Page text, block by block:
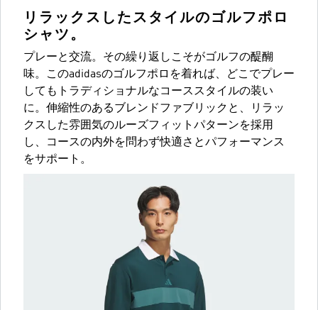
リラックスしたスタイルのゴルフポロ
シャツ。
プレーと交流。その繰り返しこそがゴルフの醍醐
味。このadidasのゴルフポロを着れば、どこでプレー
してもトラディショナルなコーススタイルの装い
に。伸縮性のあるブレンドファブリックと、リラッ
クスした雰囲気のルーズフィットパターンを採用
し、コースの内外を問わず快適さとパフォーマンス
をサポート。